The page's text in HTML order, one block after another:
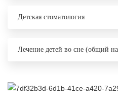
Детская стоматология
Лечение детей во сне (общий